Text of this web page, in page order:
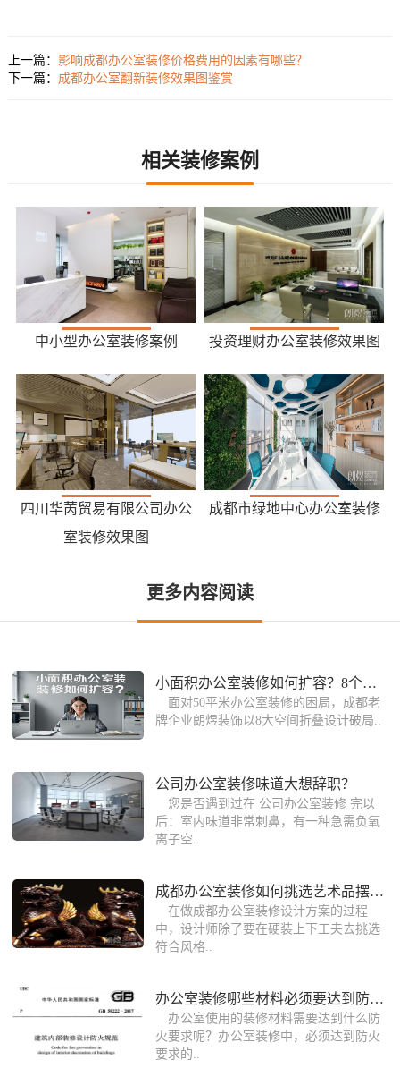
上一篇： 影响成都办公室装修价格费用的因素有哪些？
下一篇： 成都办公室翻新装修效果图鉴赏
相关装修案例
中小型办公室装修案例 投资理财办公室装修效果图
四川华苪贸易有限公司办公
室装修效果图
成都市绿地中心办公室装修
更多内容阅读
小面积办公室装修如何扩容？8个空间折叠
面对‌50平米办公室装修‌的困局，成都老
牌企业朗煜装饰以‌8大空间折叠设计‌破局..
公司办公室装修味道大想辞职？
您是否遇到过在 公司办公室装修 完以
后：室内味道非常刺鼻，有一种急需负氧
离子空..
成都办公室装修如何挑选艺术品摆饰?
在做成都办公室装修设计方案的过程
中，设计师除了要在硬装上下工夫去挑选
符合风格..
办公室装修哪些材料必须要达到防火要求
办公室使用的装修材料需要达到什么防
火要求呢？办公室装修中，必须达到防火
要求的..